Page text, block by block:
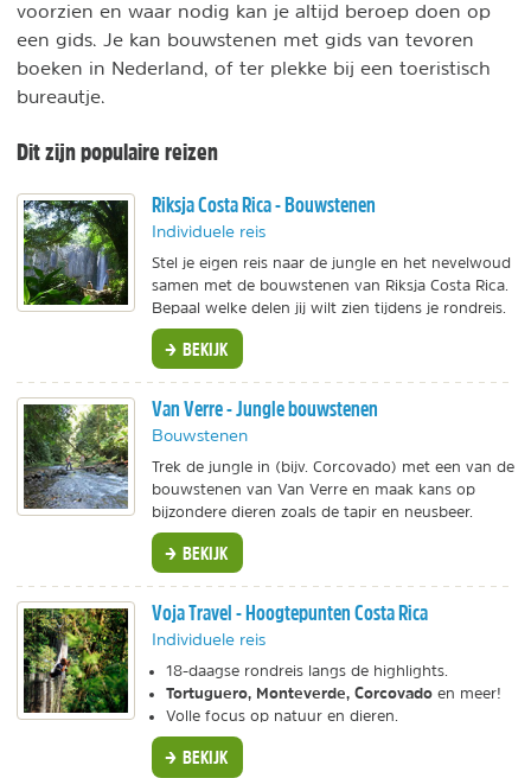
voorzien en waar nodig kan je altijd beroep doen op
een gids. Je kan bouwstenen met gids van tevoren
boeken in Nederland, of ter plekke bij een toeristisch
bureautje.
Dit zijn populaire reizen
Riksja Costa Rica - Bouwstenen
Individuele reis
Stel je eigen reis naar de jungle en het nevelwoud
samen met de bouwstenen van Riksja Costa Rica.
Bepaal welke delen jij wilt zien tijdens je rondreis.
BEKIJK
Van Verre - Jungle bouwstenen
Bouwstenen
Trek de jungle in (bijv. Corcovado) met een van de
bouwstenen van Van Verre en maak kans op
bijzondere dieren zoals de tapir en neusbeer.
BEKIJK
Voja Travel - Hoogtepunten Costa Rica
Individuele reis
18-daagse rondreis langs de highlights.
Tortuguero, Monteverde, Corcovado en meer!
Volle focus op natuur en dieren.
BEKIJK